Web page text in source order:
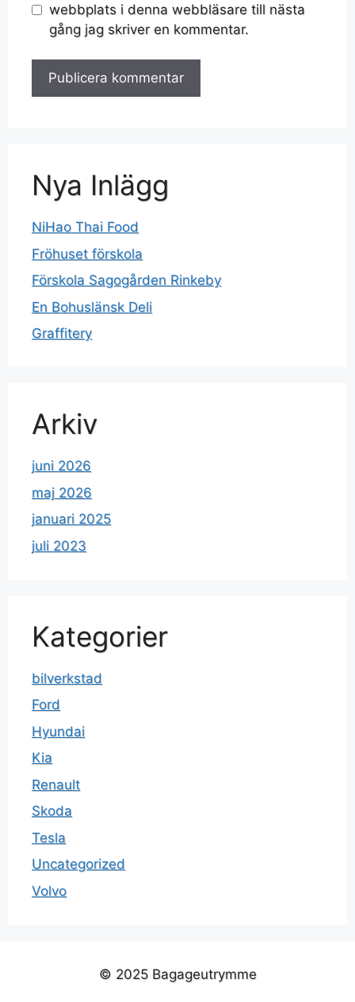
webbplats i denna webbläsare till nästa
gång jag skriver en kommentar.
Nya Inlägg
NiHao Thai Food
Fröhuset förskola
Förskola Sagogården Rinkeby
En Bohuslänsk Deli
Graffitery
Arkiv
juni 2026
maj 2026
januari 2025
juli 2023
Kategorier
bilverkstad
Ford
Hyundai
Kia
Renault
Skoda
Tesla
Uncategorized
Volvo
© 2025 Bagageutrymme